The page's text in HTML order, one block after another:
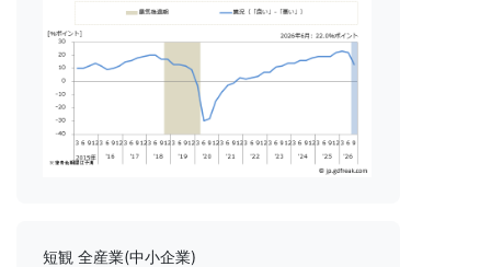
短観 全産業(中小企業)